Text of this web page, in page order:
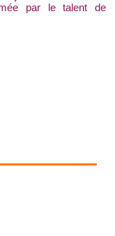
par le talent de